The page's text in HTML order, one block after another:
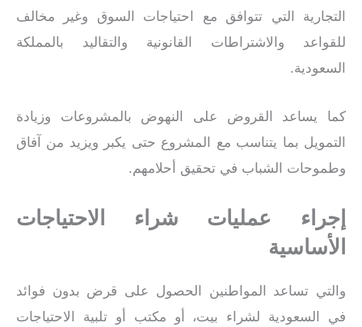
التجارية التي تتوافق مع احتياجات السوق وغير مخالف
للقواعد والاشتراطات القانونية والتقاليد بالمملكة
السعودية.
كما يساعد القروض على النهوض بالمشروعات وزيادة
التمويل بما يتناسب مع المشروع حتى يكبر ويزيد من آفاق
وطموحات الشباب في تحقيق أحلامهم.
إجراء عمليات شراء الاحتياجات
الأساسية
والتي تساعد المواطنين الحصول على قرض بدون فوائد
في السعودية لشراء بيت، أو مكتب أو تلبية الاحتياجات